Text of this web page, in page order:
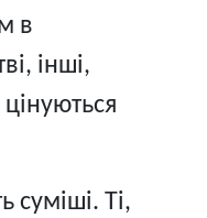
в
інші,
суміші. Ті,